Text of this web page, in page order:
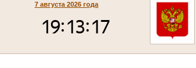
7 августа 2026 года